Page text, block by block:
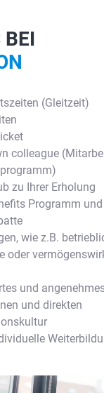
BEI
(Gleitzeit)
colleague
zu Ihrer Erholung
Programm und
wie z.B.
oder
und
und direkten